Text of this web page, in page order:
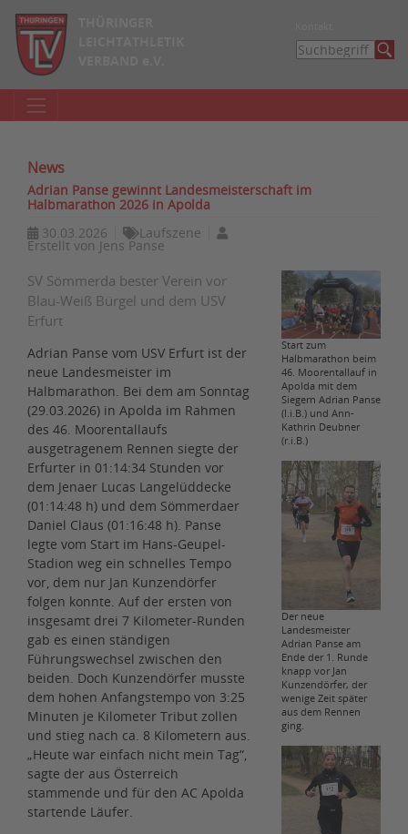
News
Adrian Panse gewinnt Landesmeisterschaft im
Halbmarathon 2026 in Apolda
30.03.2026
Laufszene
Erstellt von Jens Panse
SV Sömmerda bester Verein vor
Blau-Weiß Bürgel und dem USV
Erfurt
Adrian Panse vom USV Erfurt ist der
neue Landesmeister im
Halbmarathon. Bei dem am Sonntag
(29.03.2026) in Apolda im Rahmen
des 46. Moorentallaufs
ausgetragenem Rennen siegte der
Erfurter in 01:14:34 Stunden vor
dem Jenaer Lucas Langelüddecke
(01:14:48 h) und dem Sömmerdaer
Daniel Claus (01:16:48 h). Panse
legte vom Start im Hans-Geupel-
Stadion weg ein schnelles Tempo
vor, dem nur Jan Kunzendörfer
folgen konnte. Auf der ersten von
insgesamt drei 7 Kilometer-Runden
gab es einen ständigen
Führungswechsel zwischen den
beiden. Doch Kunzendörfer musste
dem hohen Anfangstempo von 3:25
Minuten je Kilometer Tribut zollen
und stieg nach ca. 8 Kilometern aus.
„Heute war einfach nicht mein Tag“,
sagte der aus Österreich
stammende und für den AC Apolda
startende Läufer.
Start zum
Halbmarathon beim
46. Moorentallauf in
Apolda mit dem
Siegern Adrian Panse
(l.i.B.) und Ann-
Kathrin Deubner
(r.i.B.)
Der neue
Landesmeister
Adrian Panse am
Ende der 1. Runde
knapp vor Jan
Kunzendörfer, der
wenige Zeit später
aus dem Rennen
ging.